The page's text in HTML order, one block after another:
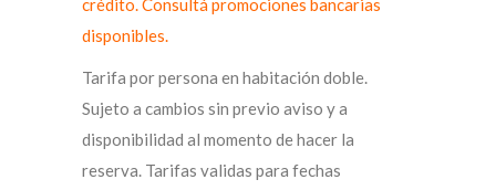
crédito. Consultá promociones bancarias
disponibles.
Tarifa por persona en habitación doble.
Sujeto a cambios sin previo aviso y a
disponibilidad al momento de hacer la
reserva. Tarifas validas para fechas